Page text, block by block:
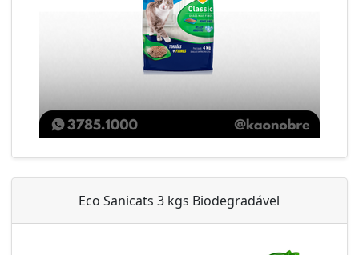
Eco Sanicats 3 kgs Biodegradável